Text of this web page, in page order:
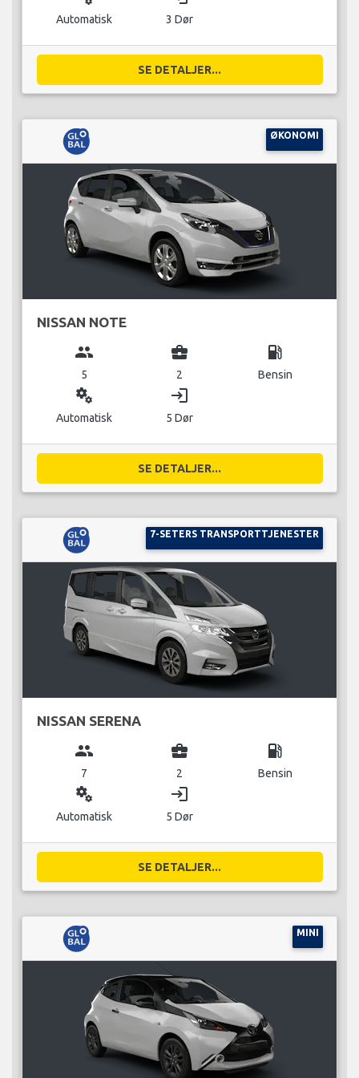
Automatisk 3 Dør
SE DETALJER...
ØKONOMI
NISSAN NOTE
group
5
business_center
2
local_gas_station
Bensin
miscellaneous_services
Automatisk
login
5 Dør
SE DETALJER...
7-SETERS TRANSPORTTJENESTER
NISSAN SERENA
group
7
business_center
2
local_gas_station
Bensin
miscellaneous_services
Automatisk
login
5 Dør
SE DETALJER...
MINI